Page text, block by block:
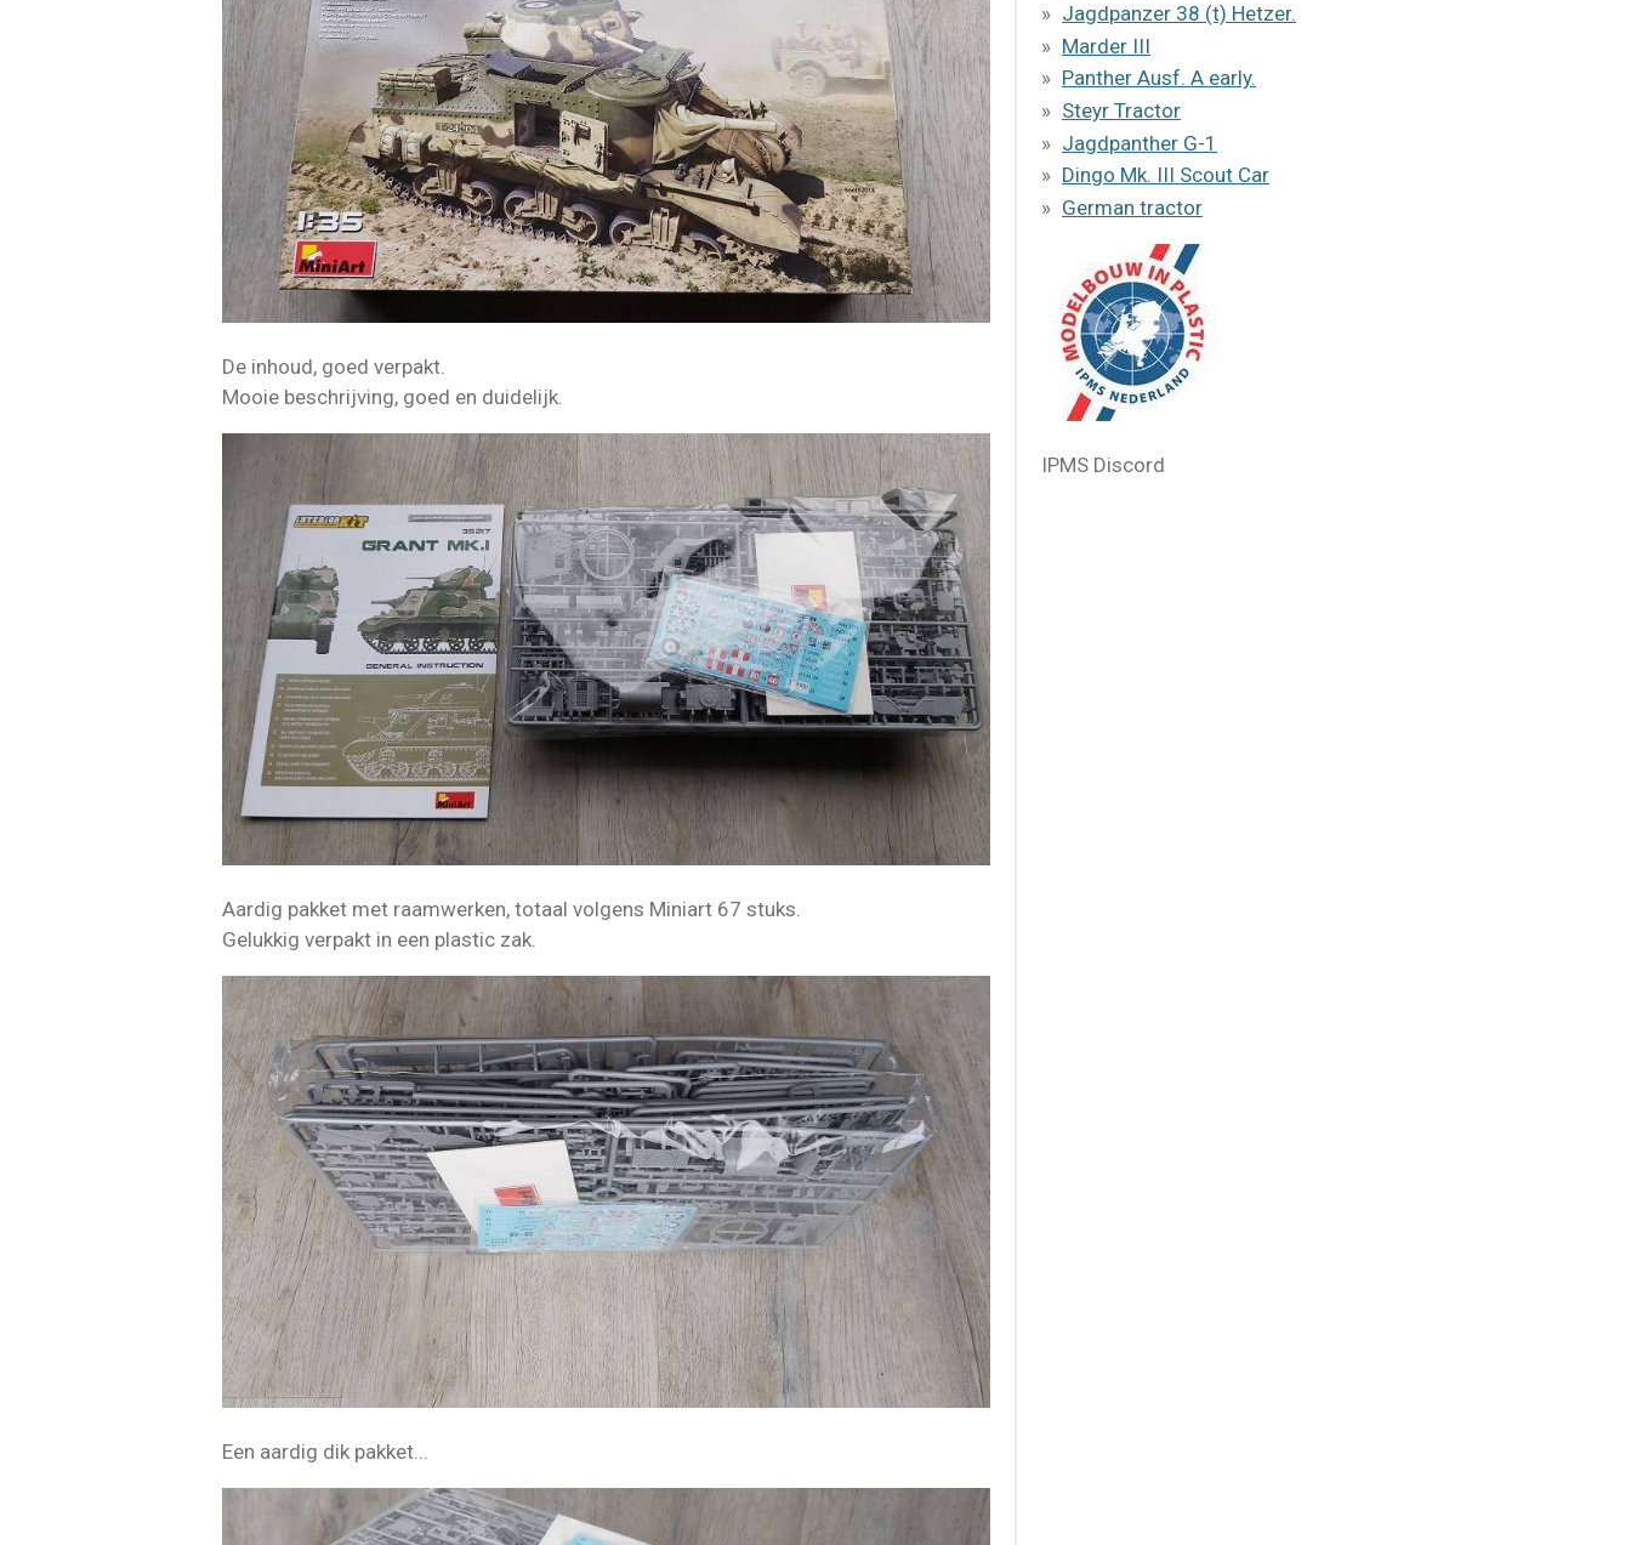
De inhoud, goed verpakt.
Mooie beschrijving, goed en duidelijk.
Aardig pakket met raamwerken, totaal volgens Miniart 67 stuks.
Gelukkig verpakt in een plastic zak.
Een aardig dik pakket...
Jagdpanzer 38 (t) Hetzer.
Marder III
Panther Ausf. A early.
Steyr Tractor
Jagdpanther G-1
Dingo Mk. III Scout Car
German tractor
IPMS Discord